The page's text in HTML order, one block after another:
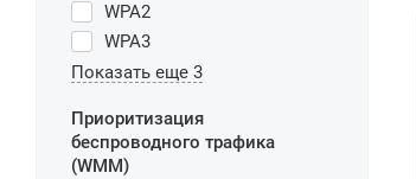
WPA2
WPA3
Показать еще 3
Приоритизация
беспроводного трафика
(WMM)